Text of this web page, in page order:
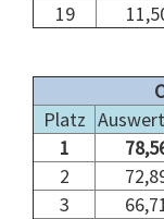
19
Platz
1
2
3